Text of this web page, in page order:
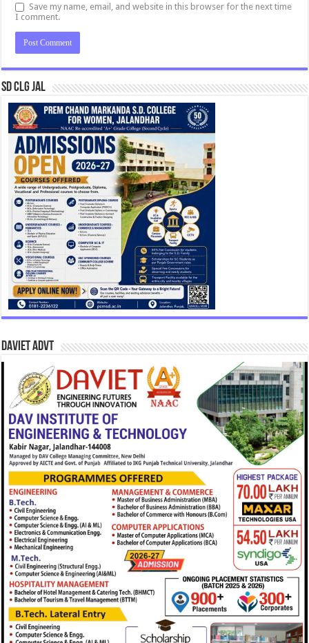
Save my name, email, and website in this browser for the next time
I comment.
SD CLG JAL
DAVIET Advt